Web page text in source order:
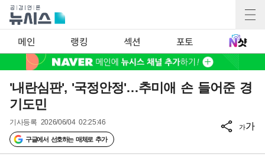
메인 랭킹 섹션 포토
'내란심판', '국정안정'…추미애 손 들어준 경
기도민
기사등록 2026/06/04 02:25:46
구글에서 선호하는 매체로 추가
가가